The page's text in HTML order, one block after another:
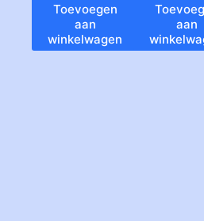
Toevoegen
aan
winkelwagen
aan